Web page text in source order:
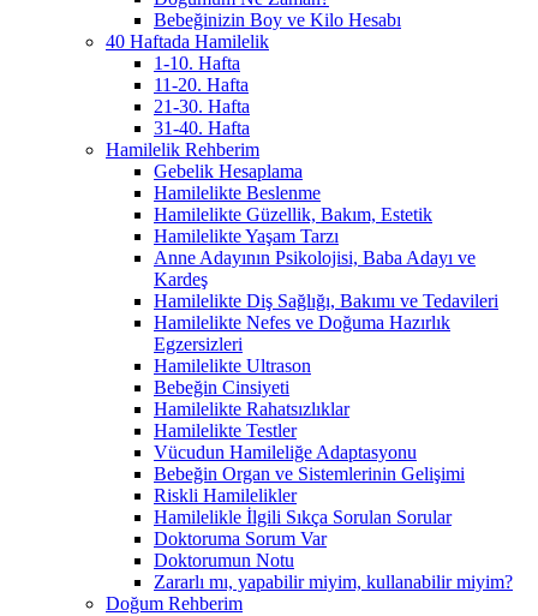
Bebeğinizin Boy ve Kilo Hesabı
40 Haftada Hamilelik
1-10. Hafta
11-20. Hafta
21-30. Hafta
31-40. Hafta
Hamilelik Rehberim
Gebelik Hesaplama
Hamilelikte Beslenme
Hamilelikte Güzellik, Bakım, Estetik
Hamilelikte Yaşam Tarzı
Anne Adayının Psikolojisi, Baba Adayı ve
Kardeş
Hamilelikte Diş Sağlığı, Bakımı ve Tedavileri
Hamilelikte Nefes ve Doğuma Hazırlık
Egzersizleri
Hamilelikte Ultrason
Bebeğin Cinsiyeti
Hamilelikte Rahatsızlıklar
Hamilelikte Testler
Vücudun Hamileliğe Adaptasyonu
Bebeğin Organ ve Sistemlerinin Gelişimi
Riskli Hamilelikler
Hamilelikle İlgili Sıkça Sorulan Sorular
Doktoruma Sorum Var
Doktorumun Notu
Zararlı mı, yapabilir miyim, kullanabilir miyim?
Doğum Rehberim